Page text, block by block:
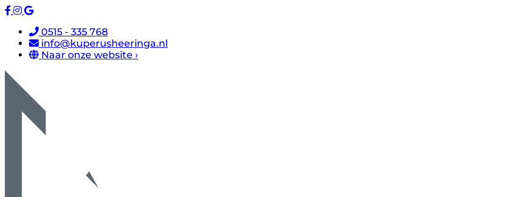
0515 - 335 768
info@kuperusheeringa.nl
Naar onze website ›